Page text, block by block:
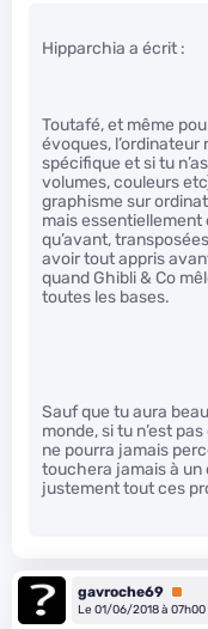
Hipparchia a écrit :
Toutafé, et même
évoques,
spécifique et si tu
volumes, couleurs
graphisme sur
mais essentiellement
qu’avant,
avoir tout appris
quand Ghibli & Co
toutes les bases.
Sauf que tu aura
monde, si tu n’est
ne pourra jamais
touchera jamais à un
justement tout ces
gavroche69
Le 01/06/2018 à 07h00